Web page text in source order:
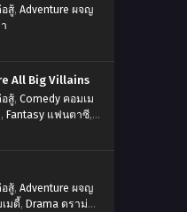
สู้, Adventure ผจญ
All Big Villains
สู้, Comedy คอมเม
, Fantasy แฟนตาซี,
สู้, Adventure ผจญ
มดี้, Drama ดราม่า,